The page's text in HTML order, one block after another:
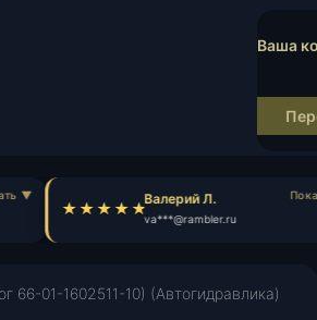
Ваша
Валерий Л.
va***@rambler.ru
66-01-1602511-10) (Автогидравлика)